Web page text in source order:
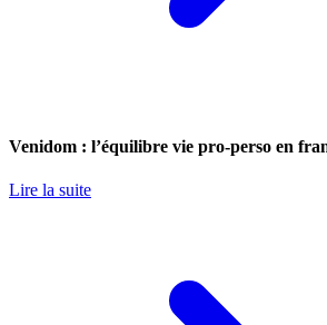
Venidom : l’équilibre vie pro-perso en
Lire la suite